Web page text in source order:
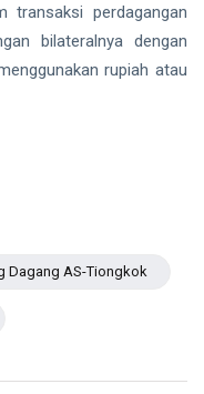
transaksi perdagangan
bilateralnya dengan
rupiah atau
Dagang AS-Tiongkok